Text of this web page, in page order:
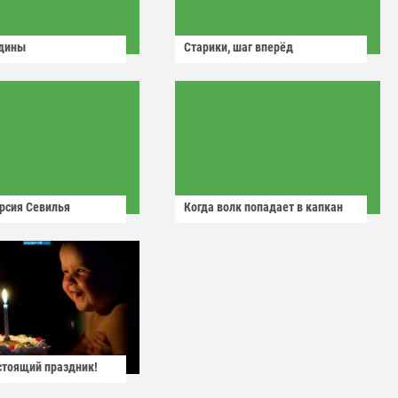
Старики, шаг вперёд
Севилья Когда волк попадает в капкан
праздник!